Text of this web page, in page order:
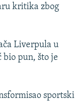
kritika zbog
Liverpula u
pun, što je
sportski